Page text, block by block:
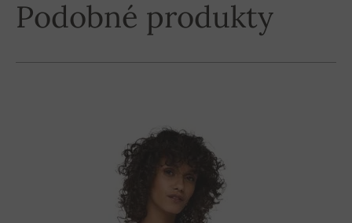
Podobné produkty